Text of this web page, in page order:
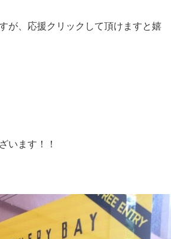
が、応援クリックして頂けますと嬉
います！！